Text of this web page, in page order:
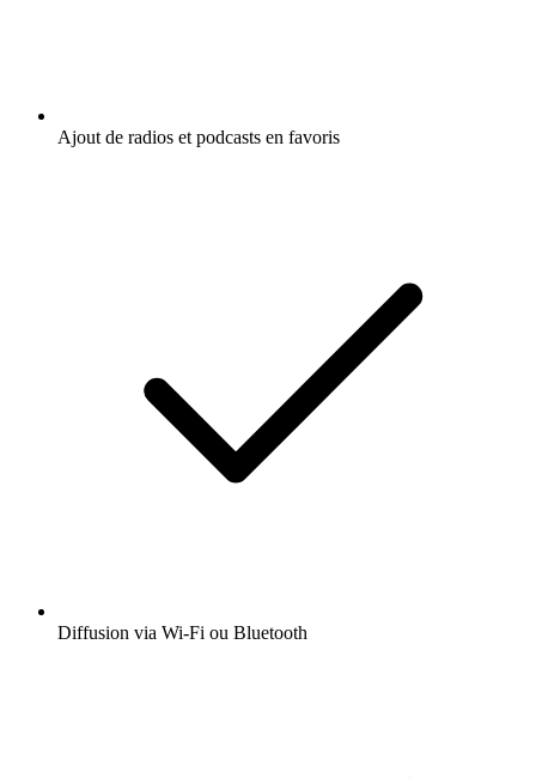
Ajout de radios et podcasts en favoris
Diffusion via Wi-Fi ou Bluetooth